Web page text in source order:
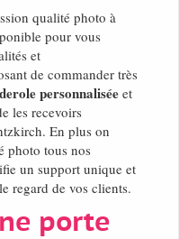
qualité photo à
pour vous
et
de commander très
personnalisée et
les recevoirs
En plus on
photo tous nos
un support unique et
regard de vos clients.
porte